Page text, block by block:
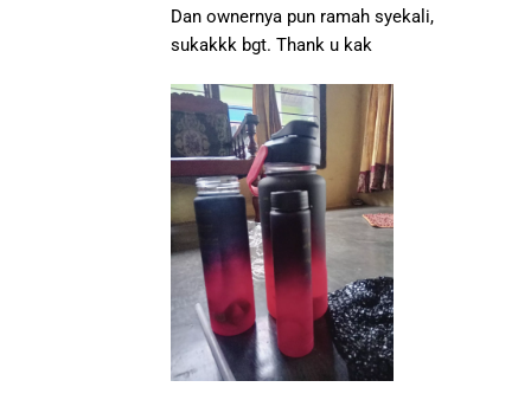
Dan ownernya pun ramah syekali,
sukakkk bgt. Thank u kak